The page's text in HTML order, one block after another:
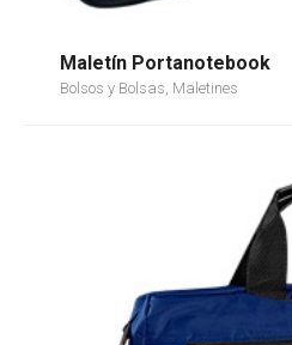
Maletín Portanotebook
Bolsos y Bolsas, Maletines